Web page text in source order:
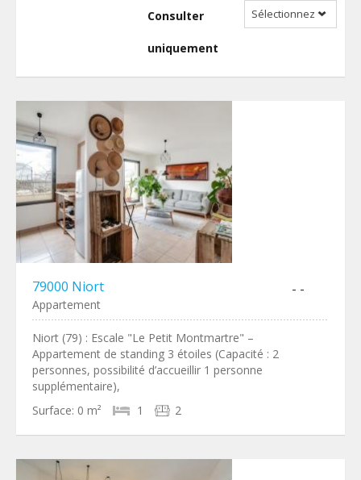
Consulter
uniquement
Sélectionnez
79000 Niort - -
Appartement
Niort (79) : Escale "Le Petit Montmartre" –
Appartement de standing 3 étoiles (Capacité : 2
personnes, possibilité d’accueillir 1 personne
supplémentaire),
Surface: 0 m² 1 2